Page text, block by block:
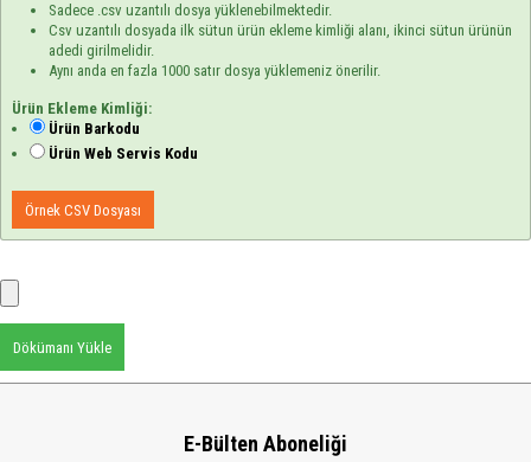
Sadece .csv uzantılı dosya yüklenebilmektedir.
Csv uzantılı dosyada ilk sütun ürün ekleme kimliği alanı, ikinci sütun ürünün
adedi girilmelidir.
Aynı anda en fazla 1000 satır dosya yüklemeniz önerilir.
Ürün Ekleme Kimliği:
Ürün Barkodu
Ürün Web Servis Kodu
Örnek CSV Dosyası
Dökümanı Yükle
E-Bülten Aboneliği